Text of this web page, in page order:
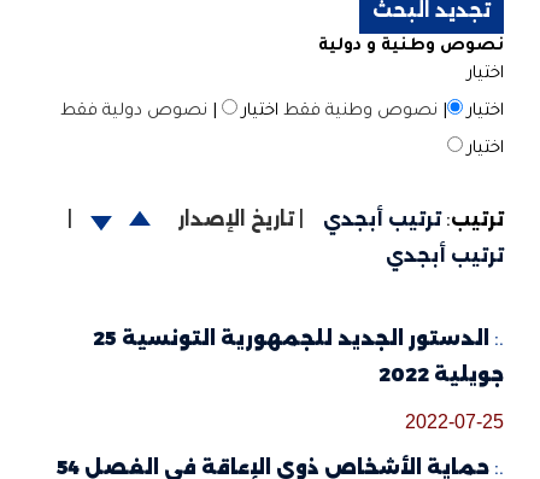
نصوص وطنية و دولية
اختيار
اختيار
| نصوص وطنية فقط اختيار | نصوص دولية فقط
اختيار
ترتيب: ترتيب أبجدي | تاريخ الإصدار
|
ترتيب أبجدي
الدستور الجديد للجمهورية التونسية 25
جويلية 2022
2022-07-25
حماية الأشخاص ذوي الإعاقة في الفصل 54